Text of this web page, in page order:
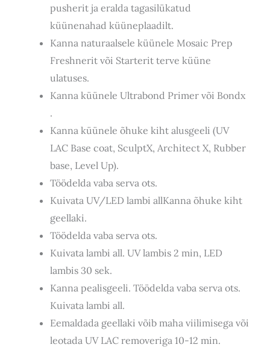
pusherit ja eralda tagasilükatud
küünenahad küüneplaadilt.
Kanna naturaalsele küünele Mosaic Prep
Freshnerit või Starterit terve küüne
ulatuses.
Kanna küünele Ultrabond Primer või Bondx
.
Kanna küünele õhuke kiht alusgeeli (UV
LAC Base coat, SculptX, Architect X, Rubber
base, Level Up).
Töödelda vaba serva ots.
Kuivata UV/LED lambi allKanna õhuke kiht
geellaki.
Töödelda vaba serva ots.
Kuivata lambi all. UV lambis 2 min, LED
lambis 30 sek.
Kanna pealisgeeli. Töödelda vaba serva ots.
Kuivata lambi all.
Eemaldada geellaki võib maha viilimisega või
leotada UV LAC removeriga 10-12 min.